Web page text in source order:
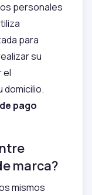
personales
para
su
el
domicilio.
pago
marca?
mismos